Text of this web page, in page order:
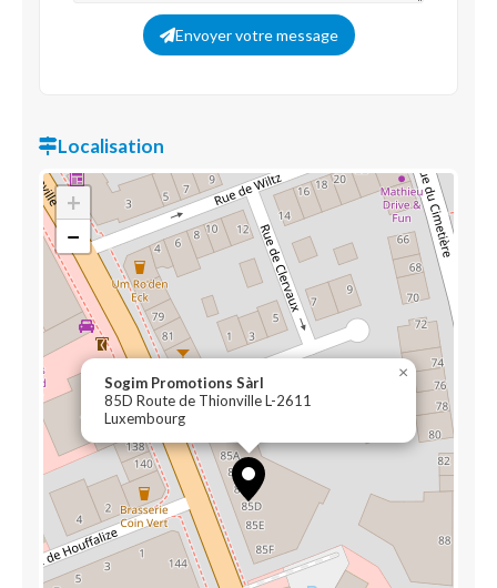
Envoyer votre message
Localisation
Sogim Promotions Sàrl
85D Route de Thionville L-2611
Luxembourg
×
+
−